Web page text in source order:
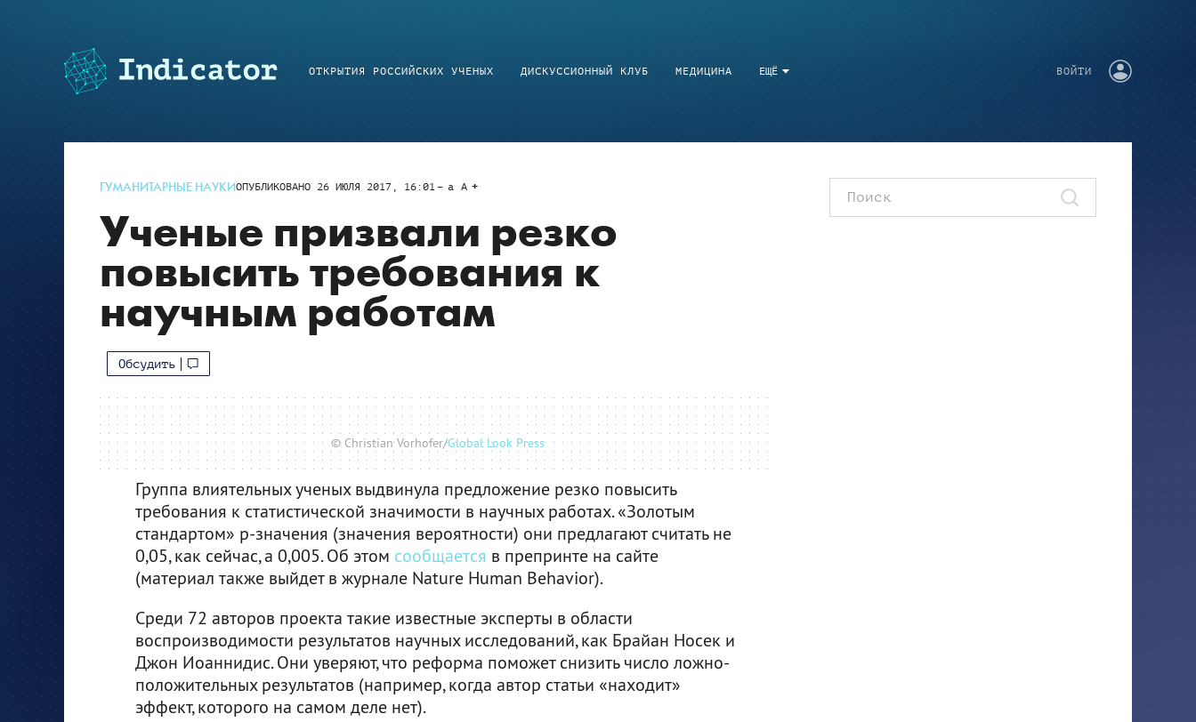
ЕЩЁ
ОТКРЫТИЯ РОССИЙСКИХ УЧЕНЫХ ДИСКУССИОННЫЙ КЛУБ МЕДИЦИНА ВОЙТИ
ГУМАНИТАРНЫЕ НАУКИОПУБЛИКОВАНО 26 ИЮЛЯ 2017, 16:01 a A
Ученые призвали резко
повысить требования к
научным работам
Обсудить
© Christian Vorhofer/Global Look Press
Группа влиятельных ученых выдвинула предложение резко повысить
требования к статистической значимости в научных работах. «Золотым
стандартом» p-значения (значения вероятности) они предлагают считать не
0,05, как сейчас, а 0,005. Об этом сообщается в препринте на сайте
(материал также выйдет в журнале Nature Human Behavior).
Среди 72 авторов проекта такие известные эксперты в области
воспроизводимости результатов научных исследований, как Брайан Носек и
Джон Иоаннидис. Они уверяют, что реформа поможет снизить число ложно-
положительных результатов (например, когда автор статьи «находит»
эффект, которого на самом деле нет).